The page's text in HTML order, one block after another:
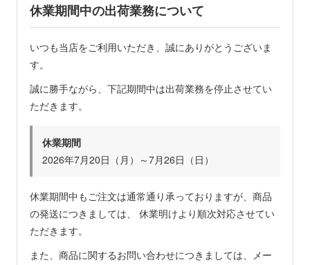
休業期間中の出荷業務について
いつも当店をご利用いただき、誠にありがとうございま
す。
誠に勝手ながら、下記期間中は出荷業務を停止させてい
ただきます。
休業期間
2026年7月20日（月）～7月26日（日）
休業期間中もご注文は通常通り承っておりますが、商品
の発送につきましては、 休業明けより順次対応させてい
ただきます。
また、商品に関するお問い合わせにつきましては、メー